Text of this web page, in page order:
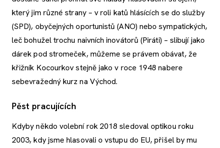
který jim různé strany – v roli katů hlásících se do služby
(SPD), obyčejných oportunistů (ANO) nebo sympatických,
leč bohužel trochu naivních inovátorů (Piráti) – slibují jako
dárek pod stromeček, můžeme se právem obávat, že
křižník Kocourkov stejně jako v roce 1948 nabere
sebevražedný kurz na Východ.
Pěst pracujících
Kdyby někdo volební rok 2018 sledoval optikou roku
2003, kdy jsme hlasovali o vstupu do EU, přišel by mu